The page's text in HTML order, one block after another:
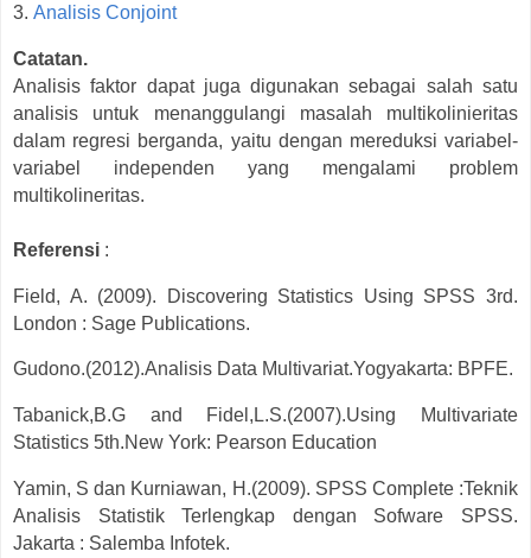
3. Analisis Conjoint
Catatan.
Analisis faktor dapat juga digunakan sebagai salah satu
analisis untuk menanggulangi masalah multikolinieritas
dalam regresi berganda, yaitu dengan mereduksi variabel-
variabel independen yang mengalami problem
multikolineritas.
Referensi :
Field, A. (2009). Discovering Statistics Using SPSS 3rd.
London : Sage Publications.
Gudono.(2012).Analisis Data Multivariat.Yogyakarta: BPFE.
Tabanick,B.G and Fidel,L.S.(2007).Using Multivariate
Statistics 5th.New York: Pearson Education
Yamin, S dan Kurniawan, H.(2009). SPSS Complete :Teknik
Analisis Statistik Terlengkap dengan Sofware SPSS.
Jakarta : Salemba Infotek.